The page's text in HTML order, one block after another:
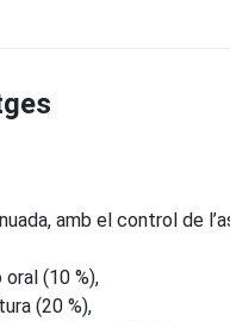
amb el control de
(10 %),
(20 %),